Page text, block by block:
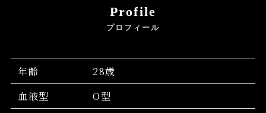
Profile
プロフィール
年齢
28歳
血液型
O型